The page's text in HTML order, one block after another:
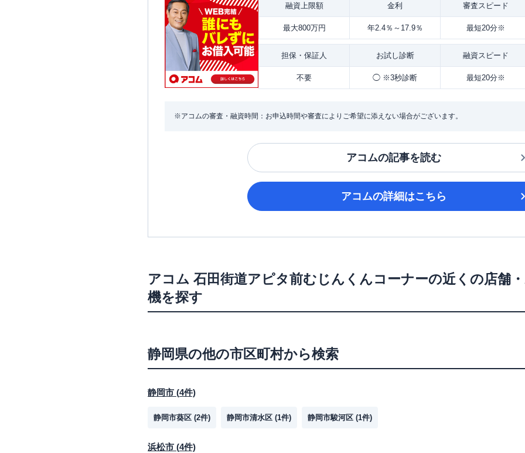
融資上限額 金利 審査スピード
最大800万円 年2.4％～17.9％ 最短20分※
担保・ 保証人 お試し診断 融資スピード
不要 ◯ ※3秒診断 最短20分※
※アコムの審査・融資時間：お申込時間や審査によりご希望に添えない場合がございます。
アコムの記事を読む
アコムの詳細はこちら
アコム 石田街道アピタ前むじんくんコーナーの近くの店舗
機を探す
静岡県の他の市区町村から検索
静岡市 (4件)
静岡市葵区 (2件) 静岡市清水区 (1件) 静岡市駿河区 (1件)
浜松市 (4件)